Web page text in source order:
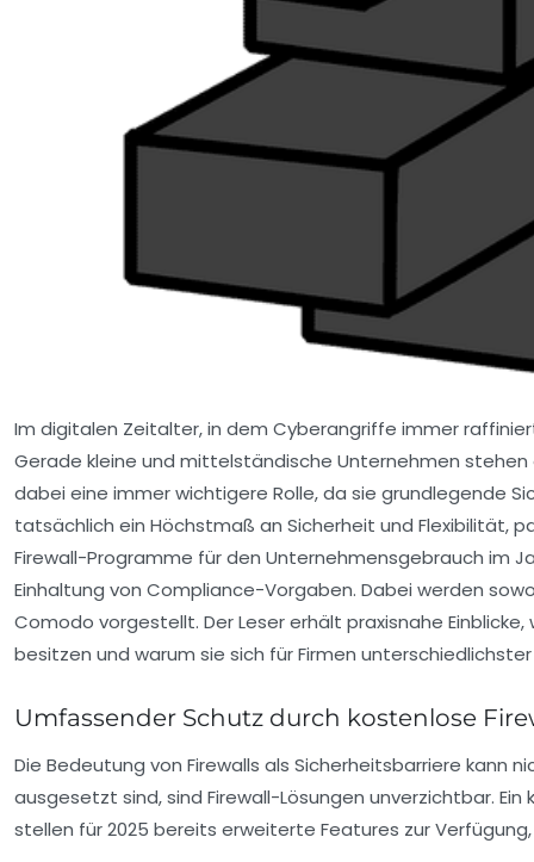
Im digitalen Zeitalter, in dem Cyberangriffe immer
Gerade kleine und mittelständische Unternehmen
dabei eine immer wichtigere Rolle, da sie grundlegende
tatsächlich ein Höchstmaß an Sicherheit und Flexibilität,
Firewall-Programme für den Unternehmensgebrauch im
Einhaltung von Compliance-Vorgaben. Dabei werden
Comodo vorgestellt. Der Leser erhält praxisnahe
besitzen und warum sie sich für Firmen
Umfassender Schutz durch kostenlose
Die Bedeutung von Firewalls als Sicherheitsbarriere
ausgesetzt sind, sind Firewall-Lösungen unverzichtbar.
stellen für 2025 bereits erweiterte Features zur